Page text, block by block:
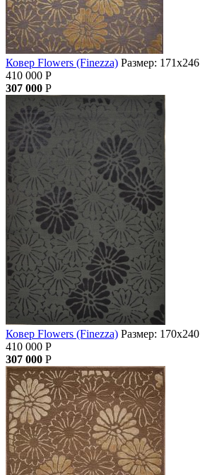
Ковер Flowers (Finezza) Размер: 171х246
410 000 Р
307 000 Р
Ковер Flowers (Finezza) Размер: 170х240
410 000 Р
307 000 Р